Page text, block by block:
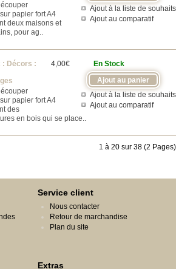
Ajout à la liste de souhaits
Ajout au comparatif
papier fort A4
deux maisons et
pour ag..
En Stock
Ajout à la liste de souhaits
Ajout au comparatif
4,00€
: Décors :
papier fort A4
des
en bois qui se place..
1 à 20 sur 38 (2 Pages)
Service client
Nous contacter
Retour de marchandise
Plan du site
Extras